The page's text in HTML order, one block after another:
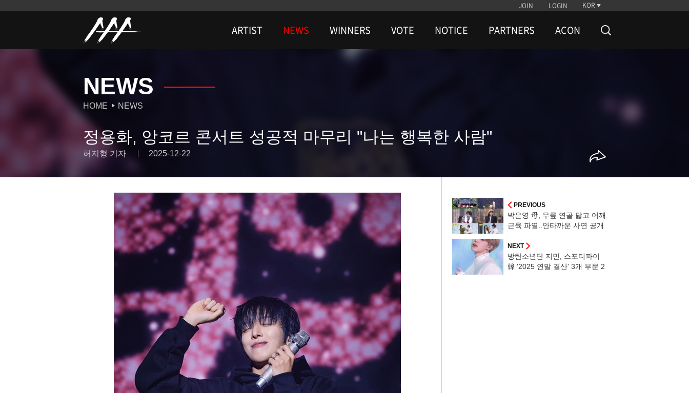
JOIN LOGIN KOR
ARTIST NEWS WINNERS VOTE NOTICE PARTNERS ACON
NEWS
HOME NEWS
정용화, 앙코르 콘서트 성공적 마무리 "나는 행복한 사람"
허지형 기자 2025-12-22
PREVIOUS
박은영 母, 무릎 연골 닳고 어깨
근육 파열..안타까운 사연 공개
NEXT
방탄소년단 지민, 스포티파이
韓 '2025 연말 결산' 3개 부문 2